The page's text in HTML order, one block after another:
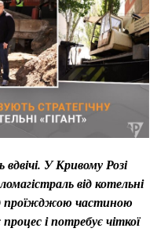
У Кривому Розі
від котельні
проїжджою частиною
і потребує чіткої